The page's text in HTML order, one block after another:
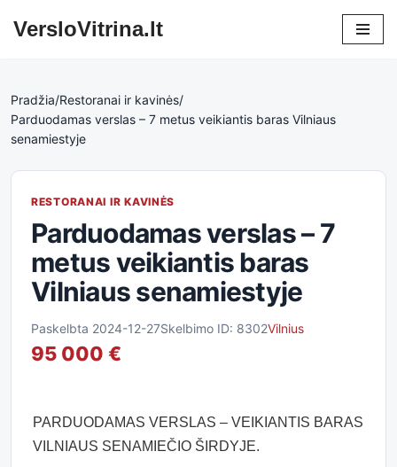
VersloVitrina.lt
Pradžia/Restoranai ir kavinės/
Parduodamas verslas – 7 metus veikiantis baras Vilniaus
senamiestyje
RESTORANAI IR KAVINĖS
Parduodamas verslas – 7
metus veikiantis baras
Vilniaus senamiestyje
Paskelbta 2024-12-27Skelbimo ID: 8302Vilnius
95 000 €
PARDUODAMAS VERSLAS – VEIKIANTIS BARAS
VILNIAUS SENAMIEČIO ŠIRDYJE.